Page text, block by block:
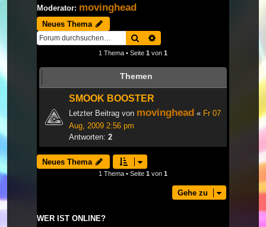
Moderator: movinghead
Neues Thema
Suche
1 Thema • Seite 1 von 1
Themen
SMOOK BOOSTER
Letzter Beitrag von movinghead « Fr 07
Aug, 2009 2:56 pm
Antworten: 2
Neues Thema
1 Thema • Seite 1 von 1
Gehe zu
WER IST ONLINE?